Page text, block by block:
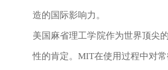
造的国际影响力。
美国麻省理工学院作为世界顶尖
性的肯定。MIT在使用过程中对